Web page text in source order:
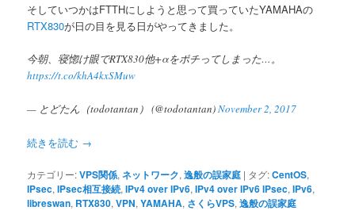
移
動
動
そしていつかはFTTHにしようと思って買っていたYAMAHAの
RTX830が日の目を見る日がやってきました。
今朝、寝惚け眼でRTX830他+αをポチってしまった…。
https://t.co/khA4kxSMuw
— とどたん（todotantan） (@todotantan)November 2, 2017
続きを読む →
カテゴリー:VPS関係,ネットワーク,逸般の誤家庭 | タグ:CentOS,
IPsec,IPsec相互接続,IPv4 over IPv6,IPv4 over IPv6 IPsec,IPv6,
libreswan, RTX830,VPN,YAMAHA, さくらVPS,逸般の誤家庭